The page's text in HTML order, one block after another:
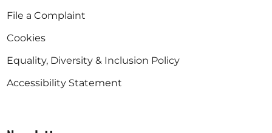
File a Complaint
Cookies
Equality, Diversity & Inclusion Policy
Accessibility Statement